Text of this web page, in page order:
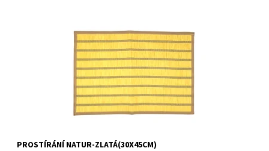
Skladem >5 ks
22323890
PROSTÍRÁNÍ NATUR-ZLATÁ(30X45CM)